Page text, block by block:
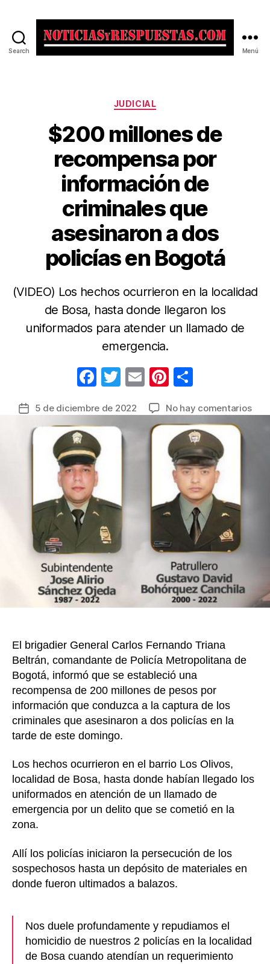
Search Menú
Categorías
JUDICIAL
$200 millones de
recompensa por
información de
criminales que
asesinaron a dos
policías en Bogotá
(VIDEO) Los hechos ocurrieron en la localidad
de Bosa, hasta donde llegaron los
uniformados para atender un llamado de
emergencia.
F
c
e
b
o
k
T
itt
er
E
ail
Pi
er
e
st
m
p
ar
tir
Fecha
la
entrada
5 de diciembre de 2022 No hay comentariosen
El brigadier General Carlos Fernando Triana
Beltrán, comandante de Policía Metropolitana de
Bogotá, informó que se estableció una
recompensa de 200 millones de pesos por
información que conduzca a la captura de los
criminales que asesinaron a dos policías en la
tarde de este domingo.
Los hechos ocurrieron en el barrio Los Olivos,
localidad de Bosa, hasta donde habían llegado los
uniformados en atención de un llamado de
emergencia por un delito que se cometió en la
zona.
Allí los policías iniciaron la persecución de los
sospechosos hasta un depósito de materiales en
donde fueron ultimados a balazos.
Nos duele profundamente y repudiamos el
homicidio de nuestros 2 policías en la localidad
de Bosa cuando atendían un requerimiento